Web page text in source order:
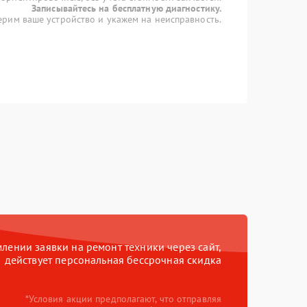
Записывайтесь на бесплатную диагностику.
ваше устройство и укажем на неисправность.
заявки на ремонт техники через сайт,
действует персональная бессрочная скидка
*Условия акции предполагают, что отправляя